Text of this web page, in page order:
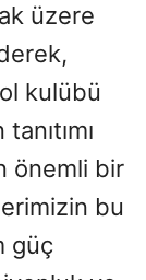
üzere
kulübü
önemli bir
bu
güç